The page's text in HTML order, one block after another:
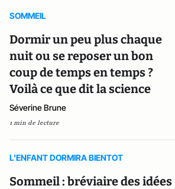
SOMMEIL
Dormir un peu plus chaque
nuit ou se reposer un bon
coup de temps en temps ?
Voilà ce que dit la science
Séverine Brune
1 min de lecture
L'ENFANT DORMIRA BIENTOT
Sommeil : bréviaire des idées